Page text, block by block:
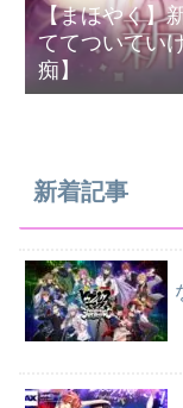
【まほやく】
ててついて
痴】
新着記事